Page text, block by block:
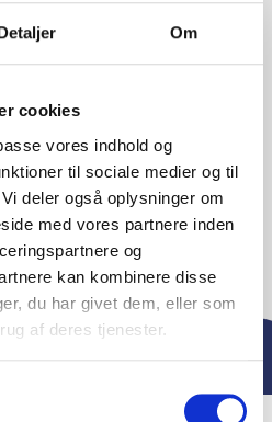
Om
cookies
vores indhold og
til sociale medier og til
deler også oplysninger om
med vores partnere inden
og
kan kombinere disse
du har givet dem, eller som
af deres tjenester.
spørgsmål til en slutseddel
Så er du meget
købeloven og køb af biler.
ospå mail eller telefon.